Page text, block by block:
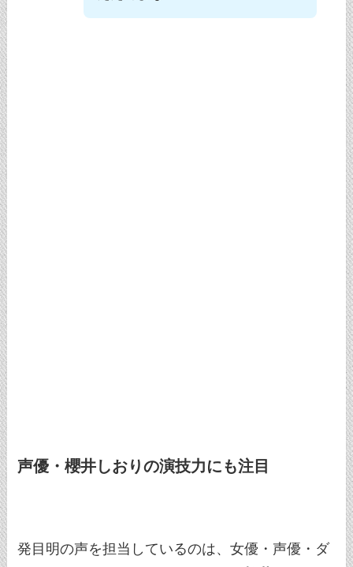
声優・櫻井しおりの演技力にも注目
発目明の声を担当しているのは、女優・声優・ダ